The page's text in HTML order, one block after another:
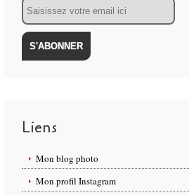
Email
Liens
Mon blog photo
Mon profil Instagram